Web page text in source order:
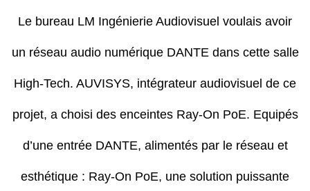
Le bureau LM Ingénierie Audiovisuel voulais avoir
un réseau audio numérique DANTE dans cette salle
High-Tech. AUVISYS, intégrateur audiovisuel de ce
projet, a choisi des enceintes Ray-On PoE. Equipés
d’une entrée DANTE, alimentés par le réseau et
esthétique : Ray-On PoE, une solution puissante